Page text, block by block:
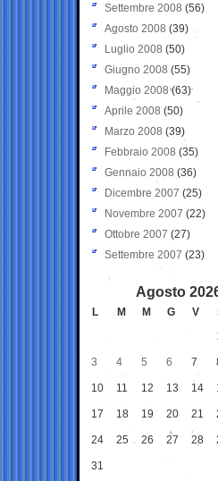
Settembre 2008 (56)
Agosto 2008 (39)
Luglio 2008 (50)
Giugno 2008 (55)
Maggio 2008(63)
Aprile 2008 (50)
Marzo 2008 (39)
Febbraio 2008 (35)
Gennaio 2008 (36)
Dicembre 2007 (25)
Novembre 2007 (22)
Ottobre 2007 (27)
Settembre 2007 (23)
Agosto
L M M G V
3 4 5 6 7
10 11 12 13 14
17 18 19 20 21
24 25 26 27 28
31